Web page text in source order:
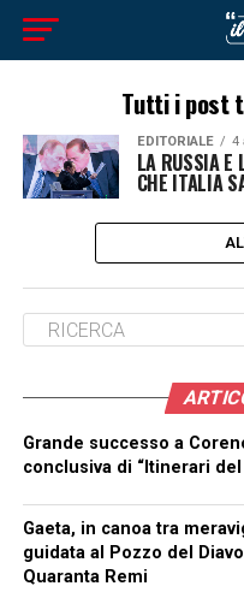
Tutti i post
EDITORIALE 4
LA RUSSIA E
CHE ITALIA
Grande successo a
conclusiva di “Itinerari
Gaeta, in canoa tra
guidata al Pozzo del
Quaranta Remi